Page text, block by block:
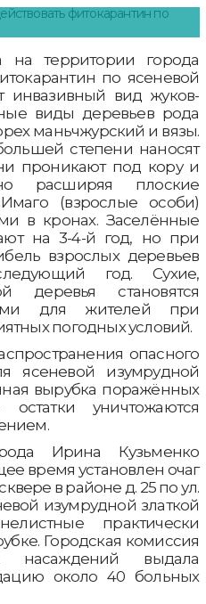
территории города
по ясеневой
инвазивный вид жуков-
виды деревьев рода
маньчжурский и вязы.
степени наносят
проникают под кору и
расширяя плоские
(взрослые особи)
в кронах. Заселённые
на 3-4-й год, но при
взрослых деревьев
год. Сухие,
деревья становятся
для жителей при
погодных условий.
опасного
ясеневой изумрудной
вырубка поражённых
уничтожаются
Ирина Кузьменко
время установлен очаг
в районе д. 25 по ул.
изумрудной златкой
практически
Городская комиссия
выдала
около 40 больных